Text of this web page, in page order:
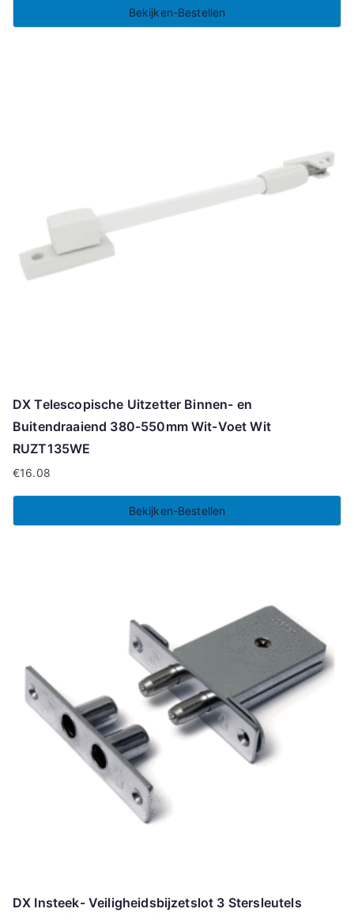
Bekijken-Bestellen
DX Telescopische Uitzetter Binnen- en
Buitendraaiend 380-550mm Wit-Voet Wit
RUZT135WE
€16.08
Bekijken-Bestellen
DX Insteek- Veiligheidsbijzetslot 3 Stersleutels